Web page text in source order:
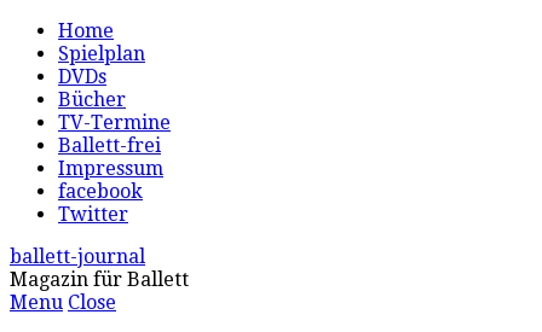
Home
Spielplan
DVDs
Bücher
TV-Termine
Ballett-frei
Impressum
facebook
Twitter
ballett-journal
Magazin für Ballett
Menu Close